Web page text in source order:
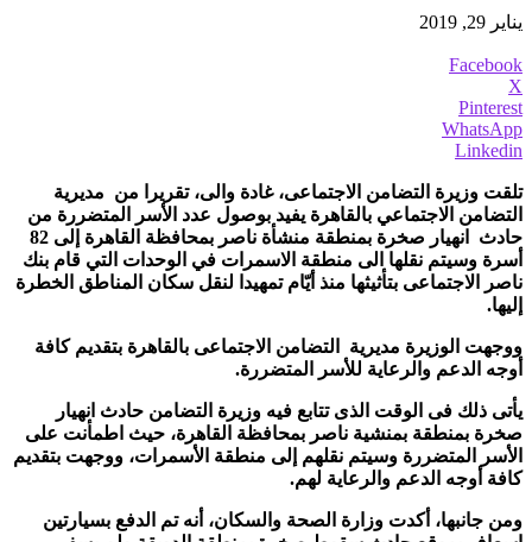
يناير 29, 2019
Facebook
X
Pinterest
WhatsApp
Linkedin
تلقت وزيرة التضامن الاجتماعى، غادة والى، تقريرا من مديرية
التضامن الاجتماعي بالقاهرة يفيد بوصول عدد الأسر المتضررة من
حادث انهيار صخرة بمنطقة منشأة ناصر بمحافظة القاهرة إلى 82
أسرة وسيتم نقلها الى منطقة الاسمرات في الوحدات التي قام بنك
ناصر الاجتماعى بتأثيثها منذ أيّام تمهيدا لنقل سكان المناطق الخطرة
إليها.
ووجهت الوزيرة مديرية التضامن الاجتماعى بالقاهرة بتقديم كافة
أوجه الدعم والرعاية للأسر المتضررة.
يأتى ذلك فى الوقت الذى تتابع فيه وزيرة التضامن حادث انهيار
صخرة بمنطقة بمنشية ناصر بمحافظة القاهرة، حيث اطمأنت على
الأسر المتضررة وسيتم نقلهم إلى منطقة الأسمرات، ووجهت بتقديم
كافة أوجه الدعم والرعاية لهم.
ومن جانبها، أكدت وزارة الصحة والسكان، أنه تم الدفع بسيارتين